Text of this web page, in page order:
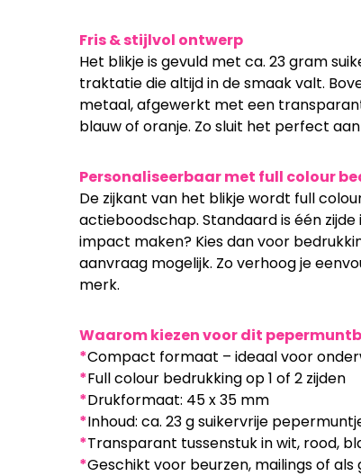
Fris & stijlvol ontwerp
Het blikje is gevuld met ca. 23 gram
traktatie die altijd in de smaak valt.
metaal, afgewerkt met een
blauw of oranje. Zo sluit het perfect aan
Personaliseerbaar met full colour
De zijkant van het blikje wordt full
actieboodschap. Standaard is één
impact maken? Kies dan voor
aanvraag mogelijk. Zo verhoog je
merk.
Waarom kiezen voor dit
*Compact formaat – ideaal voor
*Full colour bedrukking op 1 of 2 zijden
*Drukformaat: 45 x 35 mm
*Inhoud: ca. 23 g suikervrije
*Transparant tussenstuk in wit, rood,
*Geschikt voor beurzen, mailings of als